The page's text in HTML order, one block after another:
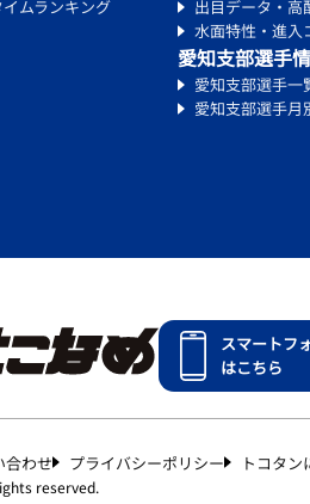
ムランキング
出目データ・高
水面特性・進入
愛知支部選手
愛知支部選手一
愛知支部選手月
スマートフ
はこ
合わせ プライバシーポリシー トコタン
reserved.